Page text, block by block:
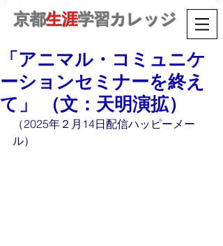
京都生涯学習カレッジ
「アニマル・コミュニケ
ーションセミナーを終え
て」 （文：天明演拡）
（2025年２月14日配信ハッピーメー
ル）